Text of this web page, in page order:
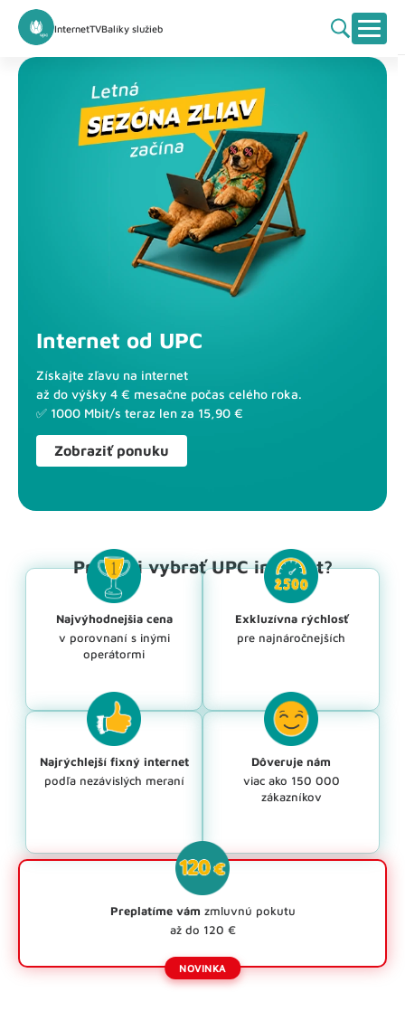
InternetTVBalíky služieb
Internet od UPC
Získajte zľavu na internet
až do výšky 4 € mesačne počas celého roka.
✅ 1000 Mbit/s teraz len za 15,90 €
Zobraziť ponuku
Prečo si vybrať UPC internet?
Najvýhodnejšia cena
v porovnaní s inými
operátormi
Exkluzívna rýchlosť
pre najnáročnejších
Najrýchlejší fixný internet
podľa nezávislých meraní
Dôveruje nám
viac ako 150 000
zákazníkov
Preplatíme vám zmluvnú pokutu
až do 120 €